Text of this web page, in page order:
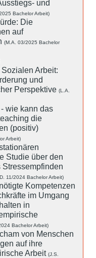
und
Bachelor Arbeit)
Die
auf
(M.A. 03/2025 Bachelor
Arbeit:
und
Perspektive (L.A.
wie kann das
die
(positiv)
Arbeit)
Studie über den
Stressempfinden
11/2024 Bachelor Arbeit)
Kompetenzen
im Umgang
in
Bachelor Arbeit)
von Menschen
auf ihre
Arbeit (J.S.